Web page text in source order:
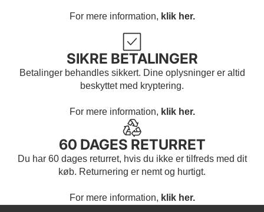
For mere information, klik her.
SIKRE BETALINGER
Betalinger behandles sikkert. Dine oplysninger er altid
beskyttet med kryptering.
For mere information, klik her.
60 DAGES RETURRET
Du har 60 dages returret, hvis du ikke er tilfreds med dit
køb. Returnering er nemt og hurtigt.
For mere information, klik her.